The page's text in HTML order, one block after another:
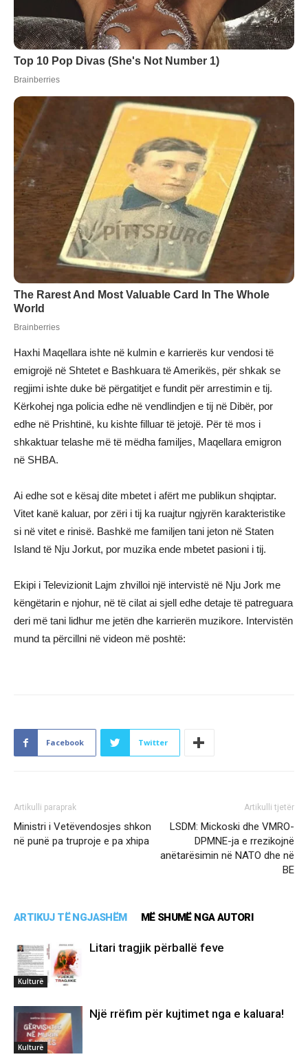
Haxhi Maqellara ishte në kulmin e karrierës kur vendosi të
emigrojë në Shtetet e Bashkuara të Amerikës, për shkak se
regjimi ishte duke bë përgatitjet e fundit për arrestimin e tij.
Kërkohej nga policia edhe në vendlindjen e tij në Dibër, por
edhe në Prishtinë, ku kishte filluar të jetojë. Për të mos i
shkaktuar telashe më të mëdha familjes, Maqellara emigron
në SHBA.
Ai edhe sot e kësaj dite mbetet i afërt me publikun shqiptar.
Vitet kanë kaluar, por zëri i tij ka ruajtur ngjyrën karakteristike
si në vitet e rinisë. Bashkë me familjen tani jeton në Staten
Island të Nju Jorkut, por muzika ende mbetet pasioni i tij.
Ekipi i Televizionit Lajm zhvilloi një intervistë në Nju Jork me
këngëtarin e njohur, në të cilat ai sjell edhe detaje të patreguara
deri më tani lidhur me jetën dhe karrierën muzikore. Intervistën
mund ta përcillni në videon më poshtë:
Facebook Twitter
Artikulli paraprak
Ministri i Vetëvendosjes shkon
në punë pa truproje e pa xhipa
Artikulli tjetër
LSDM: Mickoski dhe VMRO-
DPMNE-ja e rrezikojnë
anëtarësimin në NATO dhe në
BE
ARTIKUJ TË NGJASHËM MË SHUMË NGA AUTORI
Kulturë
Litari tragjik përballë feve
Kulturë
Një rrëfim për kujtimet nga e kaluara!